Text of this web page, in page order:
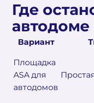
Где
автодоме
Вариант
Площадка
ASA для
автодомов